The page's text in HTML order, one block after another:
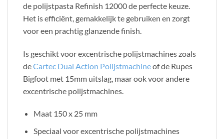
de polijstpasta Refinish 12000 de perfecte keuze.
Het is efficiënt, gemakkelijk te gebruiken en zorgt
voor een prachtig glanzende finish.
Is geschikt voor excentrische polijstmachines zoals
deCartec Dual Action Polijstmachineof de Rupes
Bigfoot met 15mm uitslag, maar ook voor andere
excentrische polijstmachines.
Maat 150 x 25 mm
Speciaal voor excentrische polijstmachines